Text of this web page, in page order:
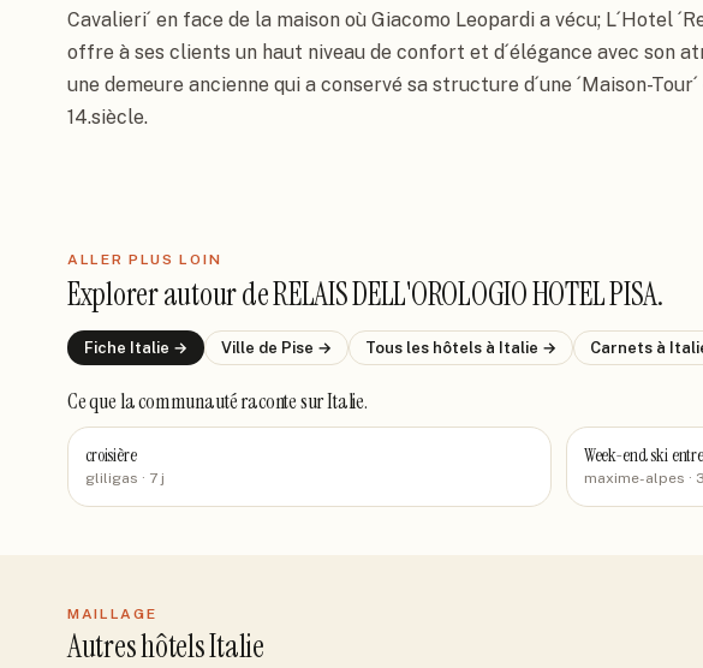
Cavalieri´ en face de la maison où Giacomo Leopardi a vécu; L´Hotel
offre à ses clients un haut niveau de confort et d´élégance avec son
une demeure ancienne qui a conservé sa structure d´une ´Maison-
14.siècle.
ALLER PLUS LOIN
Explorer autour deRELAIS DELL'OROLOGIO HOTEL PISA.
Fiche Italie → Ville de Pise → Tous les hôtels à Italie → Carnets à
Ce que la communauté racontesur Italie.
croisière
gliligas · 7 j
Week-end ski
maxime-alpes ·
MAILLAGE
Autres hôtels Italie